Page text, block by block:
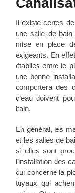
Il existe certes
une salle de
mise en place
exigeants. En
établies entre le
une bonne
comportera des
d’eau doivent
bain.
En général, les
et les salles de
si elles sont
l’installation des
qui concerne la
tuyaux qui